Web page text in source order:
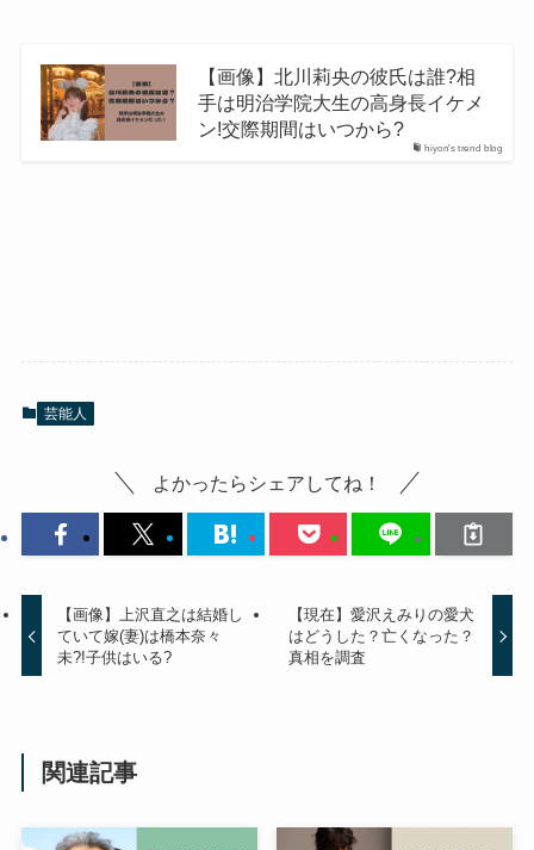
hiyon's trend blog
【画像】北川莉央の彼氏は誰?相
手は明治学院大生の高身長イケメ
ン!交際期間はいつから?
芸能人
よかったらシェアしてね！
【画像】上沢直之は結婚し
ていて嫁(妻)は橋本奈々
未?!子供はいる?
【現在】愛沢えみりの愛犬
はどうした？亡くなった？
真相を調査
関連記事